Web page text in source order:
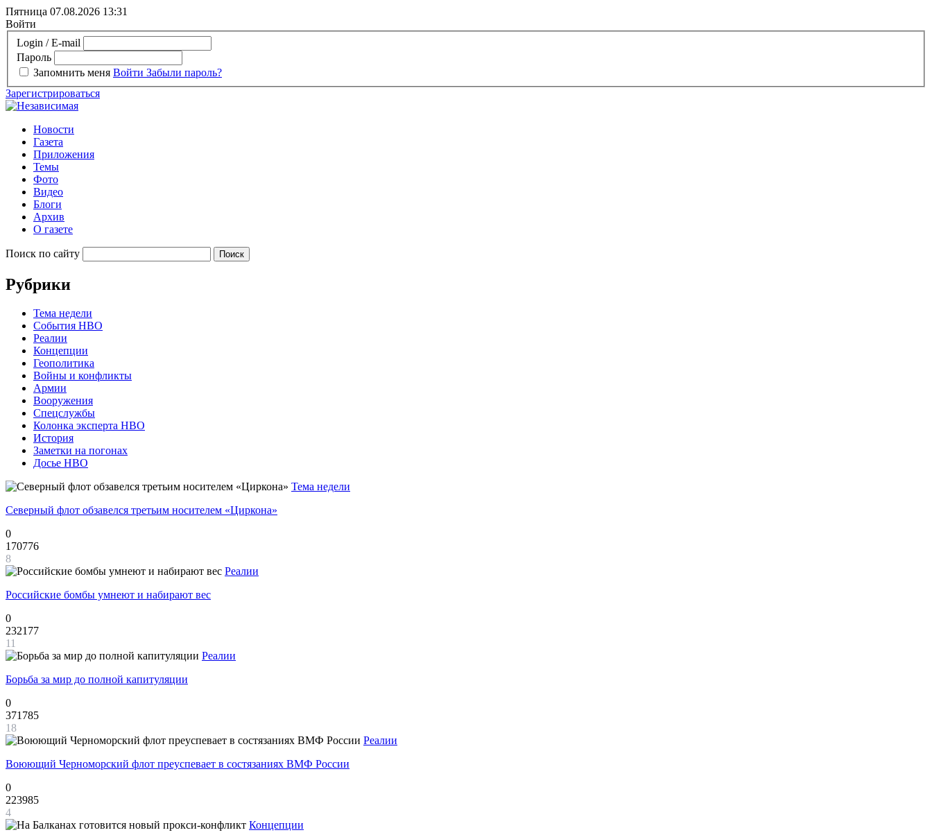
Пятница 07.08.2026 13:31
Войти
Login / E-mail
Пароль
Запомнить меня Войти Забыли пароль?
Зарегистрироваться
Новости
Газета
Приложения
Темы
Фото
Видео
Блоги
Архив
О газете
Поиск по сайту
Рубрики
Тема недели
События НВО
Реалии
Концепции
Геополитика
Войны и конфликты
Армии
Вооружения
Спецслужбы
Колонка эксперта НВО
История
Заметки на погонах
Досье НВО
Тема недели
Северный флот обзавелся третьим носителем «Циркона»
0
170776
8
Реалии
Российские бомбы умнеют и набирают вес
0
232177
11
Реалии
Борьба за мир до полной капитуляции
0
371785
18
Реалии
Воюющий Черноморский флот преуспевает в состязаниях ВМФ России
0
223985
4
Концепции